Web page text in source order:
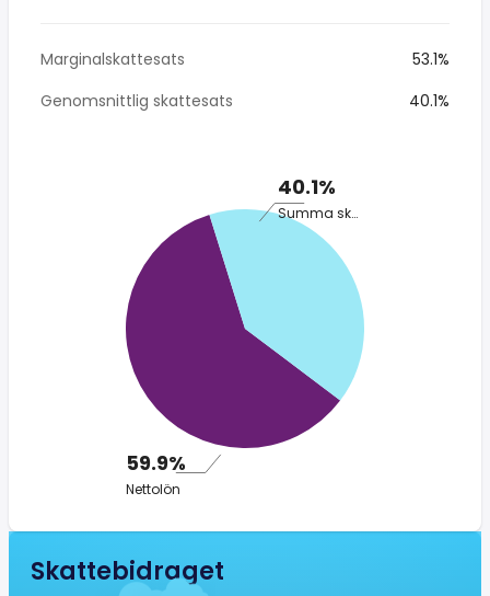
Marginalskattesats
53.1%
Genomsnittlig skattesats
40.1%
40.1%
Summa skatt
59.9%
Nettolön
Skattebidraget